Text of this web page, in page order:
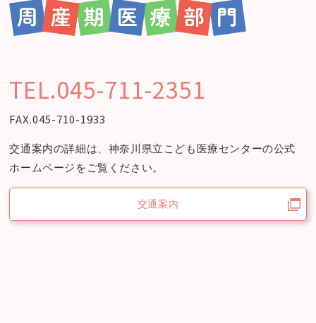
TEL.045-711-2351
FAX.045-710-1933
交通案内の詳細は、神奈川県立こども医療センターの公式
ホームページをご覧ください。
交通案内